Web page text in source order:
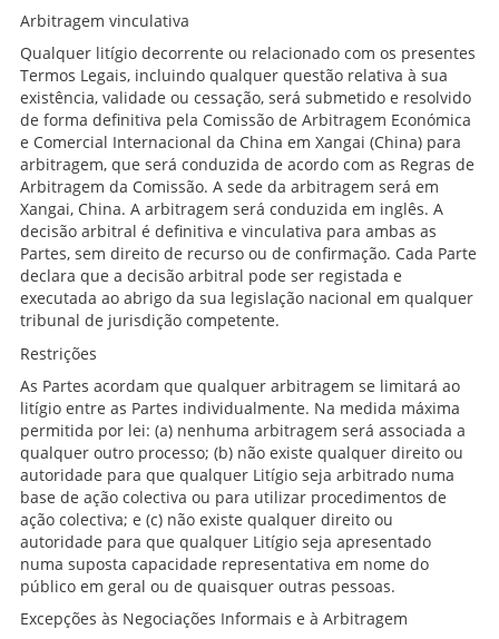
Arbitragem vinculativa
Qualquer litígio decorrente ou relacionado com os presentes
Termos Legais, incluindo qualquer questão relativa à sua
existência, validade ou cessação, será submetido e resolvido
de forma definitiva pela Comissão de Arbitragem Económica
e Comercial Internacional da China em Xangai (China) para
arbitragem, que será conduzida de acordo com as Regras de
Arbitragem da Comissão. A sede da arbitragem será em
Xangai, China. A arbitragem será conduzida em inglês. A
decisão arbitral é definitiva e vinculativa para ambas as
Partes, sem direito de recurso ou de confirmação. Cada Parte
declara que a decisão arbitral pode ser registada e
executada ao abrigo da sua legislação nacional em qualquer
tribunal de jurisdição competente.
Restrições
As Partes acordam que qualquer arbitragem se limitará ao
litígio entre as Partes individualmente. Na medida máxima
permitida por lei: (a) nenhuma arbitragem será associada a
qualquer outro processo; (b) não existe qualquer direito ou
autoridade para que qualquer Litígio seja arbitrado numa
base de ação colectiva ou para utilizar procedimentos de
ação colectiva; e (c) não existe qualquer direito ou
autoridade para que qualquer Litígio seja apresentado
numa suposta capacidade representativa em nome do
público em geral ou de quaisquer outras pessoas.
Excepções às Negociações Informais e à Arbitragem